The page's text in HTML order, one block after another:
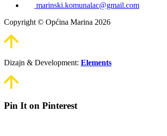
marinski.komunalac@gmail.com
Copyright © Općina Marina 2026
Dizajn & Development: Elements
Pin It on Pinterest